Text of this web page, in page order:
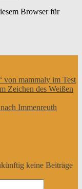
Browser für
von mammaly im Test
Zeichen des Weißen
Immenreuth
keine Beiträge